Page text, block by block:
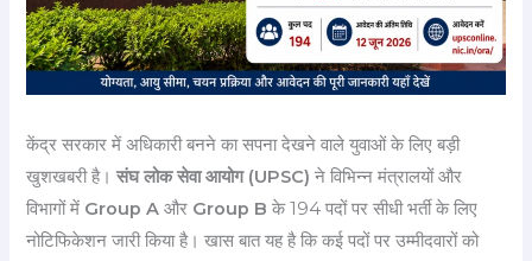
केंद्र सरकार में अधिकारी बनने का सपना देखने वाले युवाओं के लिए बड़ी
खुशखबरी है।संघ लोक सेवा आयोग (UPSC) ने विभिन्न मंत्रालयों और
विभागों में Group A और Group B के 194 पदों पर सीधी भर्ती के लिए
नोटिफिकेशन जारी किया है। खास बात यह है कि कई पदों पर उम्मीदवारों को